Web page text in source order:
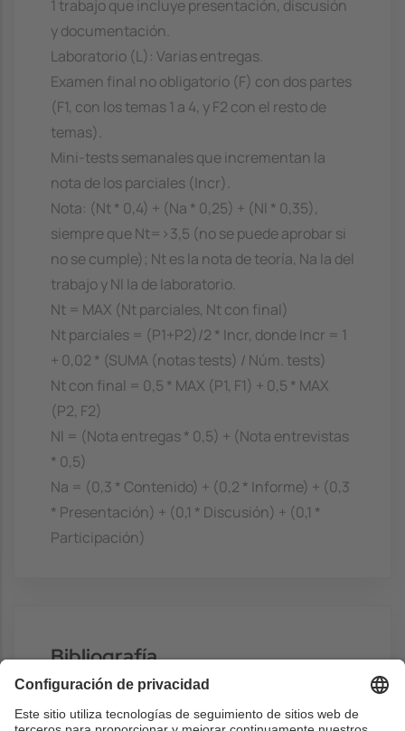
1 trabajo que incluye presentación, discusión
y documentación.
Laboratorio (L): Varias entregas.
Examen final no obligatorio (F) con dos partes
(F1, con los temas 1 a 4, y F2 con el resto de
temas).
Mini-tests semanales que incrementan la
nota de los parciales (Incr).
Nota: (Nt * 0,4) + (Na * 0,25) + (Nl * 0,35),
siempre que Nt=>3,5 (no se puede aprobar si
no se cumple); Nt es la nota de teoría, Na la del
trabajo y Nl la de laboratorio.
Nt = MAX (Nt parciales, Nt con final)
Nt parciales = (P1+P2)/2 * Incr, donde Incr = 1
+ 0,02 * (SUMA (notas tests) / Núm. tests)
Nt con final = 0,5 * MAX (P1, F1) + 0,5 * MAX
(P2, F2)
Nl = (Nota entregas * 0,5) + (Nota entrevistas
* 0,5)
Na = (0,3 * Contenido) + (0,2 * Informe) + (0,3
* Presentación) + (0,1 * Discusión) + (0,1 *
Participación)
Bibliografía
Básico
Slides- Delgado, J,